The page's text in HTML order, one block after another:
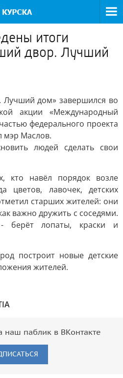
итоги
двор. Лучший
Лучший дом» завершился во
акции «Международный
федерального проекта
мэр Маслов.
людей сделать свои
кто навёл порядок возле
цветов, лавочек, детских
старших жителей: они
важно дружить с соседями.
берёт лопаты, краски и
построит новые детские
жителей.
наш паблик в ВКонтакте